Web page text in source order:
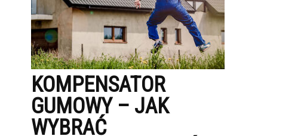
KOMPENSATOR
GUMOWY – JAK
WYBRAĆ